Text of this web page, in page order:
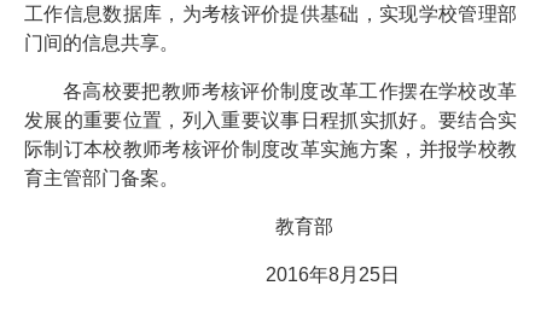
工作信息数据库，为考核评价提供基础，实现学校管理部
门间的信息共享。
各高校要把教师考核评价制度改革工作摆在学校改革
发展的重要位置，列入重要议事日程抓实抓好。要结合实
际制订本校教师考核评价制度改革实施方案，并报学校教
育主管部门备案。
教育部
2016年8月25日